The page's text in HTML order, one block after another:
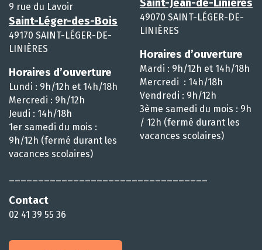
9 rue du Lavoir
Saint-Léger-des-Bois
49170 SAINT-LÉGER-DE-
LINIÈRES
Horaires d’ouverture
Lundi : 9h/12h et 14h/18h
Mercredi : 9h/12h
Jeudi : 14h/18h
1er samedi du mois :
9h/12h (fermé durant les
vacances scolaires)
Contact
02 41 39 55 36
Saint-Jean-de-Linières
49070 SAINT-LÉGER-DE-
LINIÈRES
Horaires d’ouverture
Mardi : 9h/12h et 14h/18h
Mercredi : 14h/18h
Vendredi : 9h/12h
3ème samedi du mois : 9h
/ 12h (fermé durant les
vacances scolaires)